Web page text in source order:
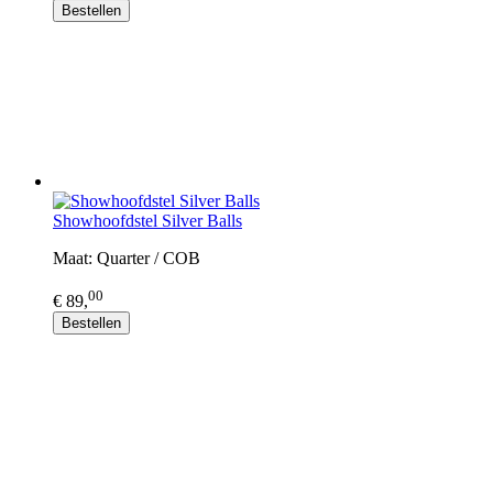
Bestellen
Showhoofdstel Silver Balls
Maat: Quarter / COB
€ 89,00
Bestellen